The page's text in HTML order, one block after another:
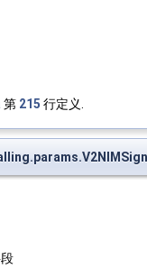
第 215 行定义.